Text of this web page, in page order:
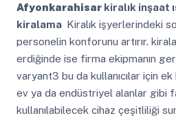
Afyonkarahisarkiralık inşaat
kiralama Kiralık işyerlerindeki
personelin konforunu artırır.
erdiğinde ise firma ekipmanın geri
varyant3 bu da kullanıcılar için
ev ya da endüstriyel alanlar gibi
kullanılabilecek cihaz çeşitliliği